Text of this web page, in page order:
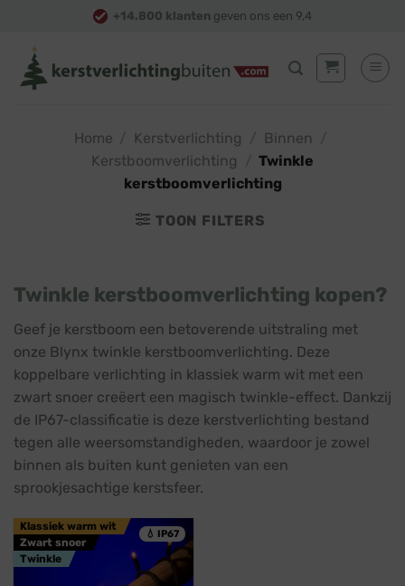
content
+14.800 klanten geven ons een 9,4
Home Kerstverlichting Binnen
Kerstboomverlichting
Twinkle
kerstboomverlichting
TOON FILTERS
Twinkle kerstboomverlichting kopen?
Geef je kerstboom een betoverende uitstraling met
onze Blynx twinkle kerstboomverlichting. Deze
koppelbare verlichting in klassiek warm wit met een
zwart snoer creëert een magisch twinkle-effect. Dankzij
de IP67-classificatie is deze kerstverlichting bestand
tegen alle weersomstandigheden, waardoor je zowel
binnen als buiten kunt genieten van een
sprookjesachtige kerstsfeer.
💧 IP67
Klassiek warm wit
Zwart snoer
Twinkle